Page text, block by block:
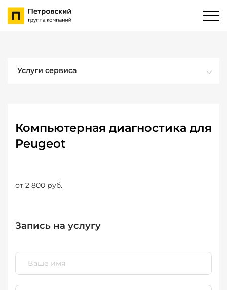
Услуги сервиса
Компьютерная диагностика для
Peugeot
от 2 800 руб.
Запись на услугу